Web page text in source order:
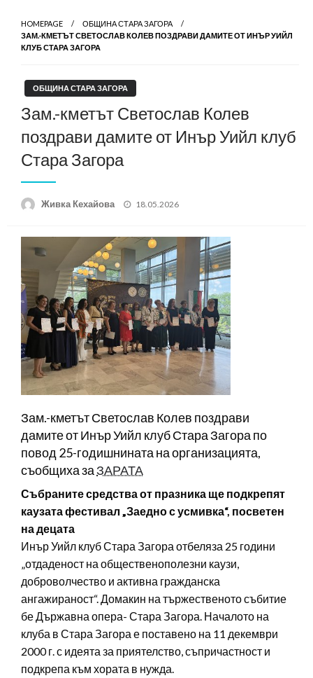
HOMEPAGE
ОБЩИНА СТАРА ЗАГОРА
ЗАМ.-КМЕТЪТ СВЕТОСЛАВ КОЛЕВ ПОЗДРАВИ ДАМИТЕ ОТ ИНЪР УИЙЛ
КЛУБ СТАРА ЗАГОРА
ОБЩИНА СТАРА ЗАГОРА
Зам.-кметът Светослав Колев
поздрави дамите от Инър Уийл клуб
Стара Загора
Живка Кехайова
Posted
18.05.2026
Зам.-кметът Светослав Колев поздрави
дамите от Инър Уийл клуб Стара Загора по
повод 25-годишнината на организацията,
съобщиха заЗАРАТА
Събраните средства от празника ще подкрепят
каузата фестивал „Заедно с усмивка“, посветен
на децата
Инър Уийл клуб Стара Загора отбеляза 25 години
„отдаденост на общественополезни каузи,
доброволчество и активна гражданска
ангажираност“. Домакин на тържественото събитие
бе Държавна опера- Стара Загора. Началото на
клуба в Стара Загора е поставено на 11 декември
2000 г. с идеята за приятелство, съпричастност и
подкрепа към хората в нужда.